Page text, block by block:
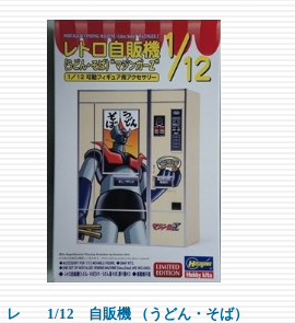
レ
1/12 自販機 （うどん・そば）